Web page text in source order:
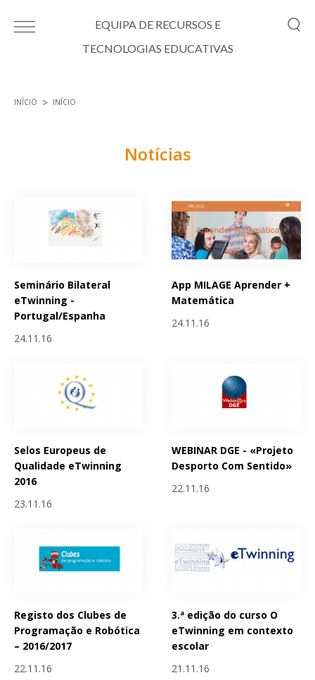
EQUIPA DE RECURSOS E
TECNOLOGIAS EDUCATIVAS
INÍCIO INÍCIO
Notícias
Seminário Bilateral
eTwinning -
Portugal/Espanha
24.11.16
App MILAGE Aprender +
Matemática
24.11.16
Selos Europeus de
Qualidade eTwinning
2016
23.11.16
WEBINAR DGE - «Projeto
Desporto Com Sentido»
22.11.16
Registo dos Clubes de
Programação e Robótica
– 2016/2017
22.11.16
3.ª edição do curso O
eTwinning em contexto
escolar
21.11.16
Páginas